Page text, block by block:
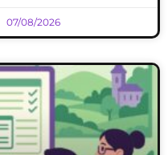
07/08/2026